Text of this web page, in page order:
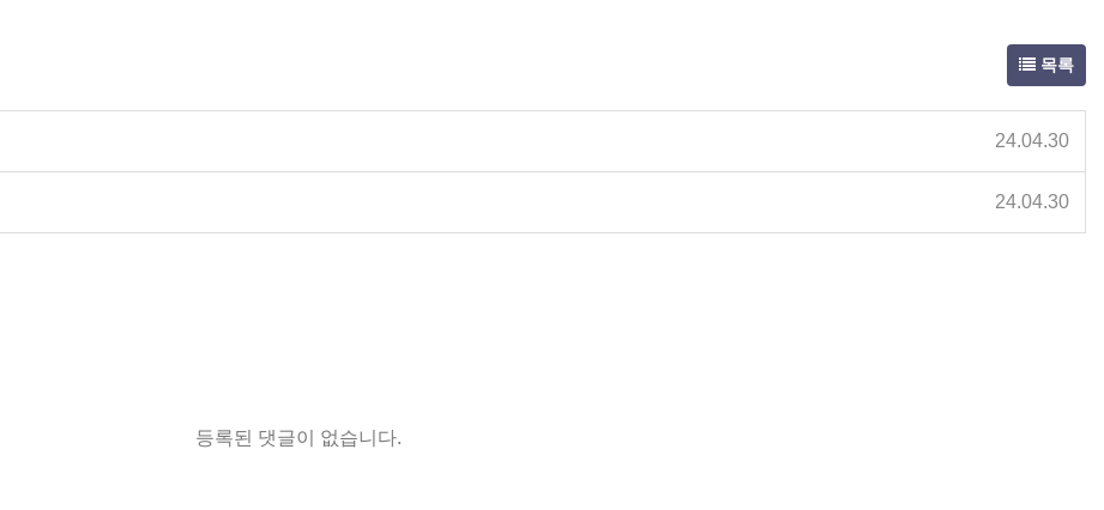
목록
24.04.30
24.04.30
등록된 댓글이 없습니다.